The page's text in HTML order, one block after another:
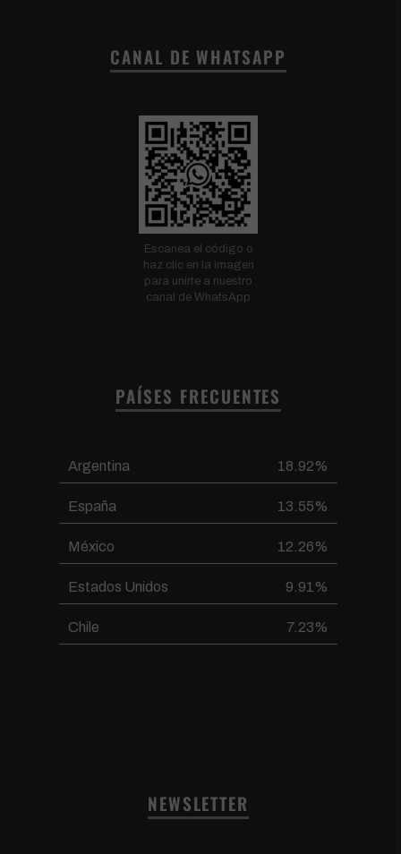
CANAL DE WHATSAPP
Escanea el código o
haz clic en la imagen
para unirte a nuestro
canal de WhatsApp
PAÍSES FRECUENTES
Argentina 18.92%
España 13.55%
México 12.26%
Estados Unidos 9.91%
Chile 7.23%
NEWSLETTER